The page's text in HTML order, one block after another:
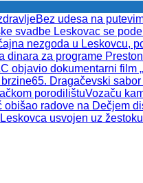
Bez udesa na
svadbe Leskovac se
nezgoda u Leskovcu,
dinara za programe
objavio dokumentarni film
65. Dragačevski
porodilištuVozaču
obišao radove na Dečjem
usvojen uz